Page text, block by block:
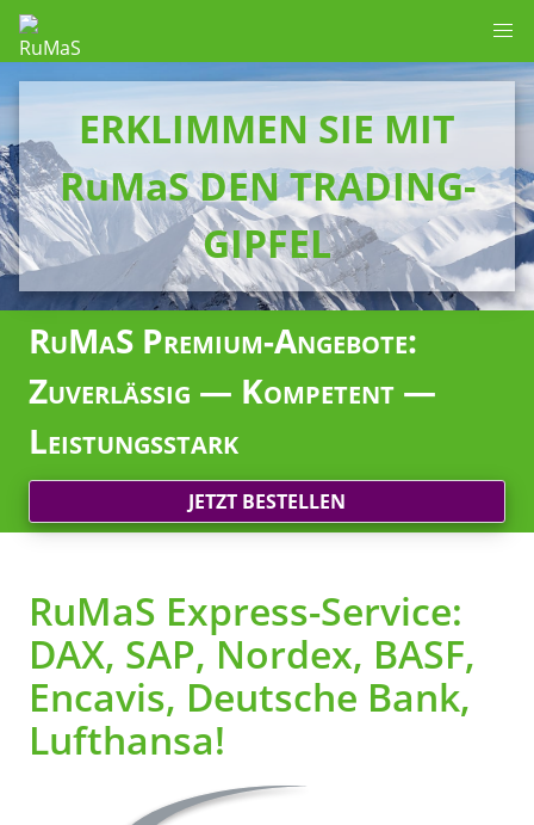
ERKLIMMEN SIE MIT
RuMaS DEN TRADING-
GIPFEL
RuMaS Premium-Angebote:
Zuverlässig — Kompetent —
Leistungsstark
JETZT BESTELLEN
RuMaS Express-Service:
DAX, SAP, Nordex, BASF,
Encavis, Deutsche Bank,
Lufthansa!